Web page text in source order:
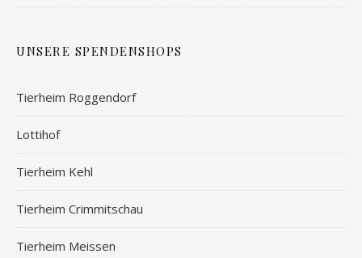
UNSERE SPENDENSHOPS
Tierheim Roggendorf
Lottihof
Tierheim Kehl
Tierheim Crimmitschau
Tierheim Meissen